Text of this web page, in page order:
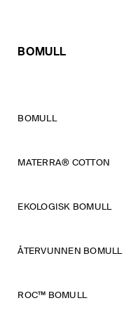
BOMULL
BOMULL
MATERRA® COTTON
EKOLOGISK BOMULL
ÅTERVUNNEN BOMULL
ROC™ BOMULL